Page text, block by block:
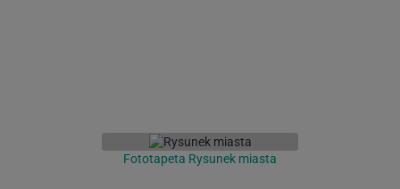
Fototapeta Rysunek miasta